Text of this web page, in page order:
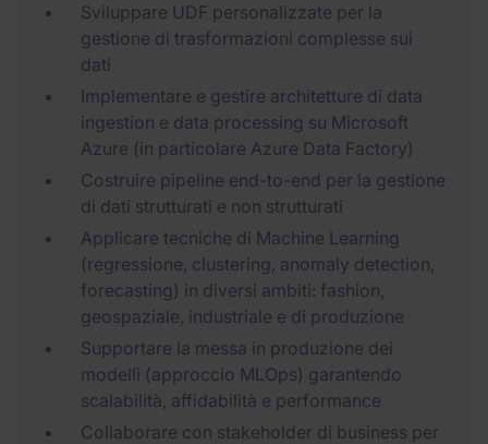
Sviluppare UDF personalizzate per la
gestione di trasformazioni complesse sui
dati
Implementare e gestire architetture di data
ingestion e data processing su Microsoft
Azure (in particolare Azure Data Factory)
Costruire pipeline end-to-end per la gestione
di dati strutturati e non strutturati
Applicare tecniche di Machine Learning
(regressione, clustering, anomaly detection,
forecasting) in diversi ambiti: fashion,
geospaziale, industriale e di produzione
Supportare la messa in produzione dei
modelli (approccio MLOps) garantendo
scalabilità, affidabilità e performance
Collaborare con stakeholder di business per